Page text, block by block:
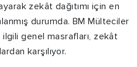
zekât dağıtımı için en
durumda. BM Mülteciler
ilgili genel masrafları, zekât
karşılıyor.